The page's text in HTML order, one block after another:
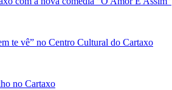
te vê” no Centro Cultural do Cartaxo
no Cartaxo